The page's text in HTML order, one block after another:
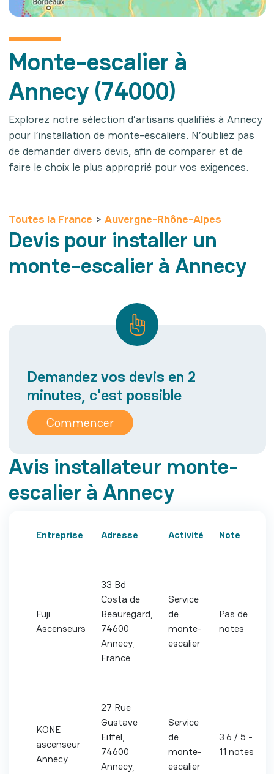
Monte-escalier à
Annecy (74000)
Explorez notre sélection d’artisans qualifiés à Annecy
pour l’installation de monte-escaliers. N’oubliez pas
de demander divers devis, afin de comparer et de
faire le choix le plus approprié pour vos exigences.
Toutes la France > Auvergne-Rhône-Alpes
Devis pour installer un
monte-escalier à Annecy
Demandez vos devis en 2
minutes, c'est possible
Commencer
Avis installateur monte-
escalier à Annecy
Entreprise Adresse Activité Note
Fuji
Ascenseurs
33 Bd
Costa de
Beauregard,
74600
Annecy,
France
Service
de
monte-
escalier
Pas de
notes
KONE
ascenseur
Annecy
27 Rue
Gustave
Eiffel,
74600
Annecy,
Service
de
monte-
escalier
3.6 / 5 -
11 notes